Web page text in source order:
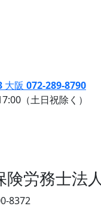
大阪 072-289-8790
（土日祝除く）
8372